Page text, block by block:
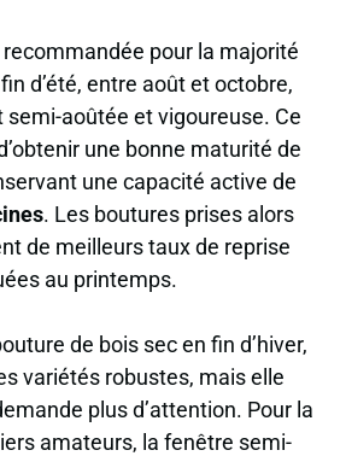
pour la majorité
d’été, entre août et octobre,
semi-aoûtée et vigoureuse. Ce
une bonne maturité de
une capacité active de
. Les boutures prises alors
de meilleurs taux de reprise
au printemps.
de bois sec en fin d’hiver,
variétés robustes, mais elle
plus d’attention. Pour la
amateurs, la fenêtre semi-